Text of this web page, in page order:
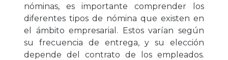
nóminas, es importante comprender los
diferentes tipos de nómina que existen en
el ámbito empresarial. Estos varían según
su frecuencia de entrega, y su elección
depende del contrato de los empleados.